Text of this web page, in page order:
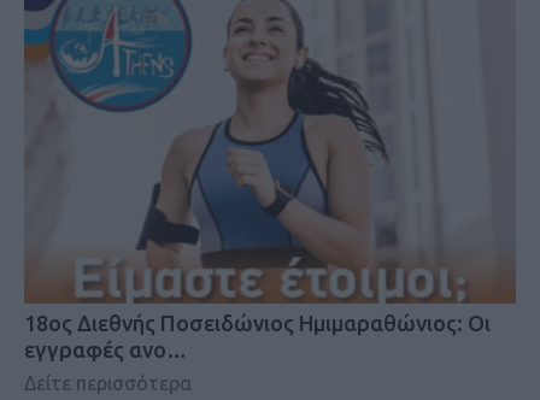
18oς Διεθνής Ποσειδώνιος Ημιμαραθώνιος: Οι
εγγραφές ανο…
Δείτε περισσότερα